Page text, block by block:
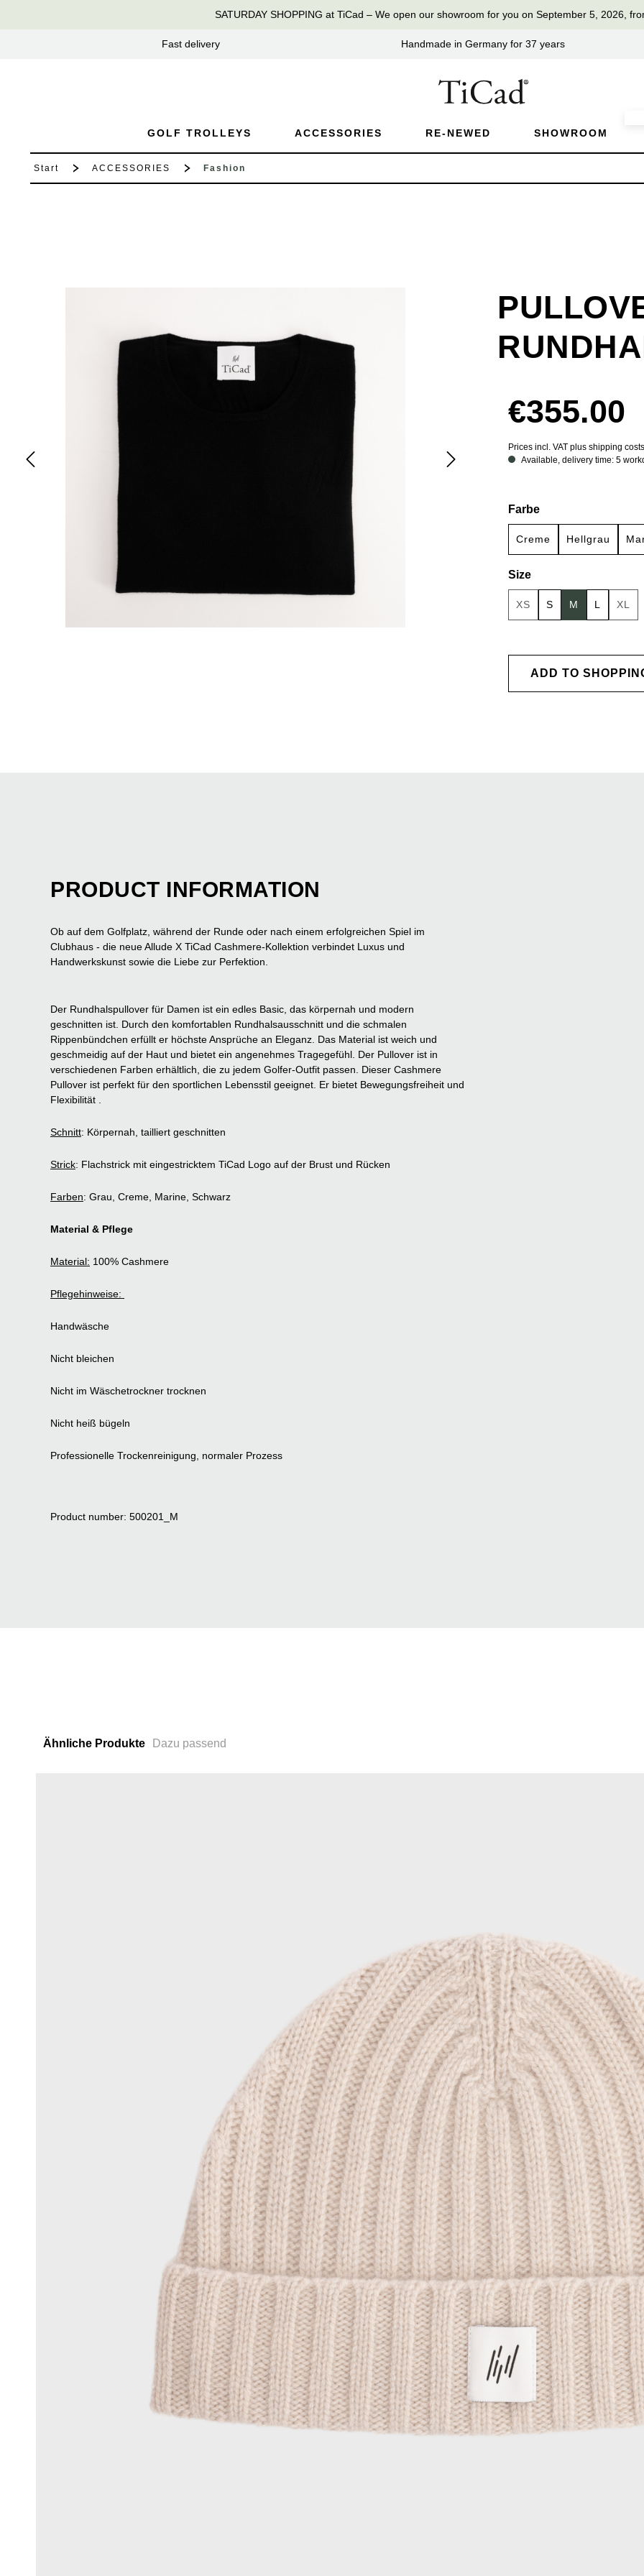
SATURDAY SHOPPING at TiCad – We open our showroom for you on September 5, 2026,
Fast delivery Handmade in Germany for 37 years
GOLF TROLLEYS ACCESSORIES RE-NEWED SHOWROOM
Start ACCESSORIES Fashion
€355.00
Prices incl. VAT plus shipping costs
Available, delivery time: 5
Select
Farbe
Creme Hellgrau
Select
Size
XS(This option is currently
S M L XL
ADD TO
PRODUCT INFORMATION
Ob auf dem Golfplatz, während der Runde oder nach einem erfolgreichen Spiel im
Clubhaus - die neue Allude X TiCad Cashmere-Kollektion verbindet Luxus und
Handwerkskunst sowie die Liebe zur Perfektion.
Der Rundhalspullover für Damen ist ein edles Basic, das körpernah und modern
geschnitten ist. Durch den komfortablen Rundhalsausschnitt und die schmalen
Rippenbündchen erfüllt er höchste Ansprüche an Eleganz. Das Material ist weich und
geschmeidig auf der Haut und bietet ein angenehmes Tragegefühl. Der Pullover ist in
verschiedenen Farben erhältlich, die zu jedem Golfer-Outfit passen. Dieser Cashmere
Pullover ist perfekt für den sportlichen Lebensstil geeignet. Er bietet Bewegungsfreiheit und
Flexibilität .
Schnitt: Körpernah, tailliert geschnitten
Strick: Flachstrick mit eingestricktem TiCad Logo auf der Brust und Rücken
Farben: Grau, Creme, Marine, Schwarz
Material & Pflege
Material: 100% Cashmere
Pflegehinweise:
Handwäsche
Nicht bleichen
Nicht im Wäschetrockner trocknen
Nicht heiß bügeln
Professionelle Trockenreinigung, normaler Prozess
Product number: 500201_M
Ähnliche Produkte Dazu passend